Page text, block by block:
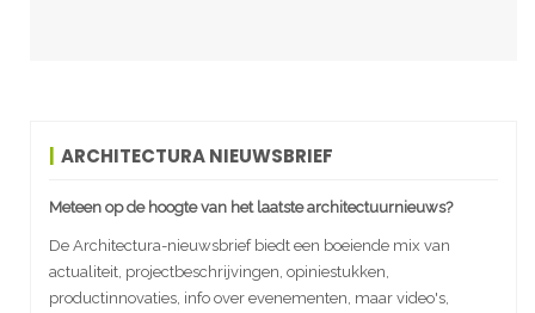
ARCHITECTURA NIEUWSBRIEF
Meteen op de hoogte van het laatste architectuurnieuws?
De Architectura-nieuwsbrief biedt een boeiende mix van
actualiteit, projectbeschrijvingen, opiniestukken,
productinnovaties, info over evenementen, maar video's,